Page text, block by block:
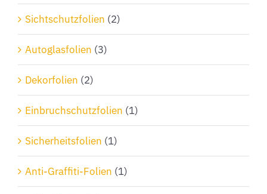
Sichtschutzfolien (2)
Autoglasfolien (3)
Dekorfolien (2)
Einbruchschutzfolien (1)
Sicherheitsfolien (1)
Anti-Graffiti-Folien (1)